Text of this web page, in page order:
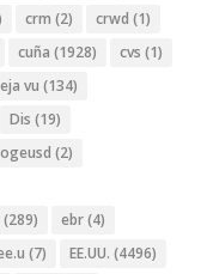
crm (2) crwd (1)
cuña (1928) cvs (1)
vu (134)
Dis (19)
(2)
(289) ebr(4)
(7) EE.UU. (4496)